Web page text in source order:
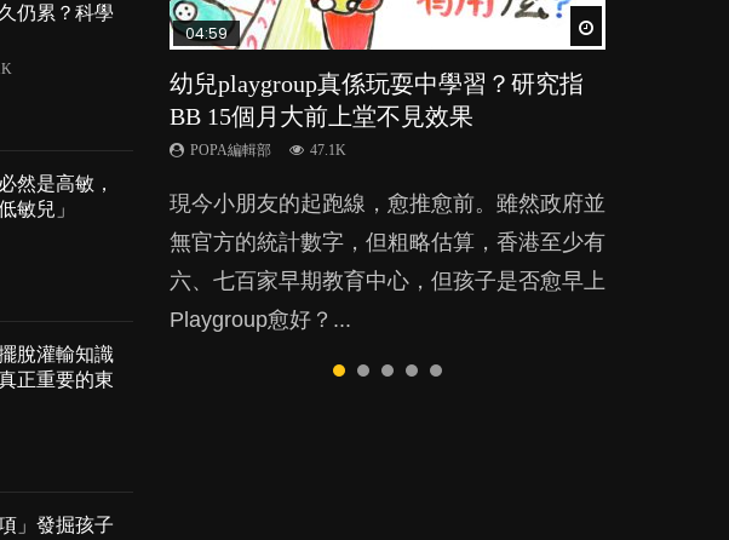
仍累？科學
然是高敏，
敏兒」
脫灌輸知識
正重要的東
」發掘孩子
04:59
幼兒playgroup真係玩耍中學習？研究指
BB 15個月大前上堂不見效果
POPA編輯部 47.1K
現今小朋友的起跑線，愈推愈前。雖然政府並
無官方的統計數字，但粗略估算，香港至少有
六、七百家早期教育中心，但孩子是否愈早上
Playgroup愈好？...
03:39
幼稚園遊戲課 如何刺激幼兒自發學習取
代獎勵與懲罰？
POPA編輯部 33.1K
由美國學者所創的 tools of the mind 課程，學
生以遊戲方式學習，學術能力和自制能力亦明
顯比其他小朋友優勝，到底這課程有何特別之
處？...
03:02
老公患產後憂鬱症對BB的影響
POPA編輯部 15.9K
後抑鬱，影響日常生活，嚴重的甚至會有自
殺，或傷害小朋友的念頭。但為何爸爸患上產
後抑鬱往往難以察覺？...
04:06
全職好？在職好？｜全職媽媽與在職媽媽
的壓力與價值
POPA編輯部 25.8K
許多媽媽心底可能都有一刻掙扎過：究竟全職
好，還是在職好。雖說每個家庭都有自己的獨
特狀況和考慮因素，但原來全職和在職媽媽所
養育的子女其實都各有擅長。...
04:18
凡事以BB為中心，就係好爸媽？｜別忽
視父母的身心虛耗
POPA編輯部 31.5K
父母日夜無間、身心俱疲地照顧BB，如何做
到正向教養？部份父母更會為了小朋友放棄自
己的嗜好、減少出席朋友聚會等等，你以為會
換來美好的親子關係，有助小朋友成長，但原
來父母身心虛耗對孩子的成長可能有意想不到